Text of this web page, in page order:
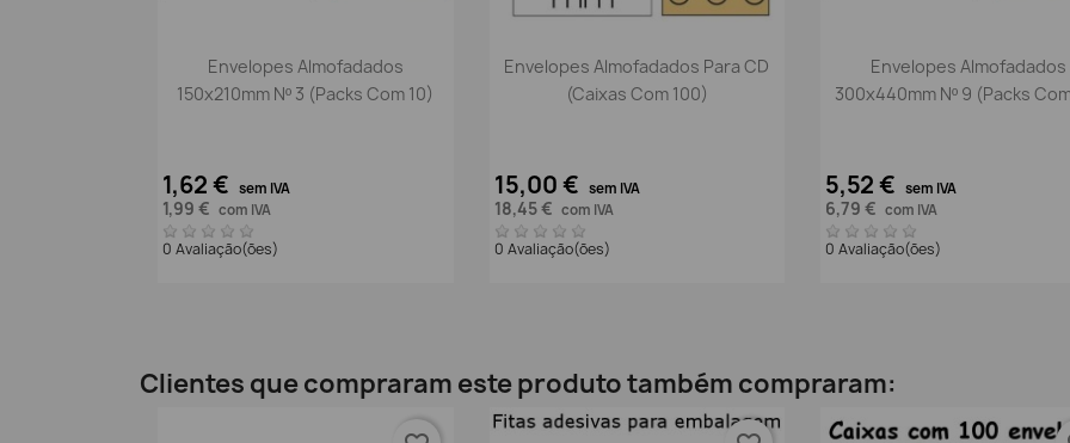
Vista rápida
Envelopes Almofadados
150x210mm Nº 3 (packs Com 10)
1,62 € sem IVA
1,99 € com IVA
0 Avaliação(ões)
Vista rápida
Envelopes Almofadados Para CD
(caixas Com 100)
15,00 € sem IVA
18,45 € com IVA
0 Avaliação(ões)
Vista rápida
Envelopes Almofadados
300x440mm Nº 9 (packs
5,52 € sem IVA
6,79 € com IVA
0 Avaliação(ões)
Clientes que compraram este produto também compraram: